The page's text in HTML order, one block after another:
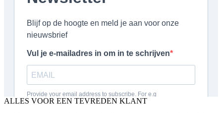
ALLES VOOR EEN TEVREDEN KLANT